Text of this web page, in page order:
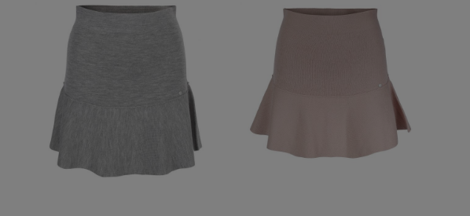
P
R
O
D
U